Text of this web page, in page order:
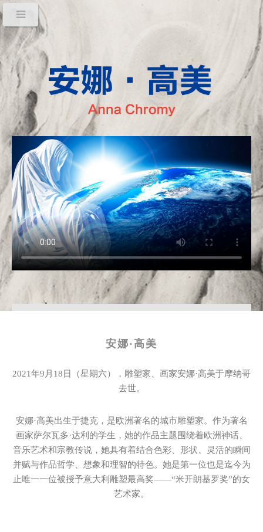
安娜·高美
2021年9月18日（星期六），雕塑家、画家安娜·高美于摩纳哥
去世。
安娜·高美出生于捷克，是欧洲著名的城市雕塑家。作为著名
画家萨尔瓦多·达利的学生，她的作品主题围绕着欧洲神话、
音乐艺术和宗教传说，她具有着结合色彩、形状、灵活的瞬间
并赋与作品哲学、想象和理智的特色。她是第一位也是迄今为
止唯一一位被授予意大利雕塑最高奖——“米开朗基罗奖”的女
艺术家。